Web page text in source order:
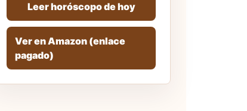
Leer horóscopo de hoy
Ver en Amazon (enlace
pagado)